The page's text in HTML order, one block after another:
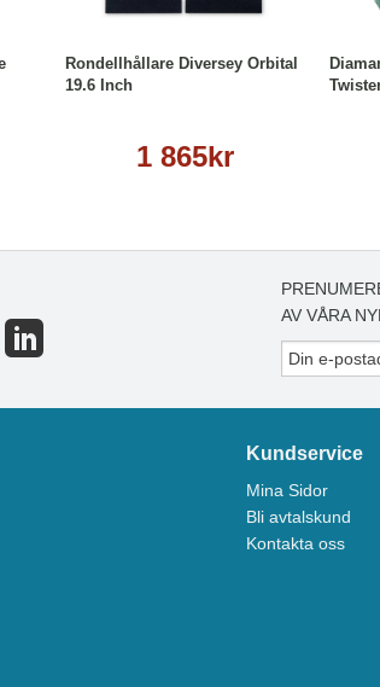
Rondellhållare Diversey Orbital
19.6 Inch
1 865kr
Köp Läs mer
AV VÅRA
Kundservice
Mina Sidor
Bli avtalskund
Kontakta oss